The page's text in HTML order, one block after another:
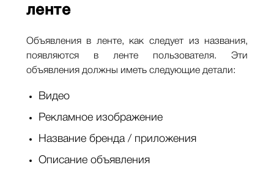
ленте
Объявления в ленте, как следует из названия,
появляются в ленте пользователя. Эти
объявления должны иметь следующие детали:
Видео
Рекламное изображение
Название бренда / приложения
Описание объявления